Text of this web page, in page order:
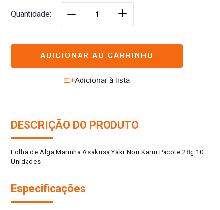
Quantidade ＋
ADICIONAR AO CARRINHO
DESCRIÇÃO DO PRODUTO
Folha de Alga Marinha Asakusa Yaki Nori Karui Pacote 28g 10
Unidades
Especificações